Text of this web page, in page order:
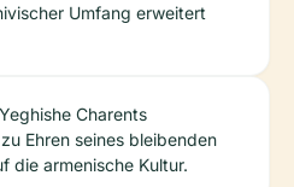
Umfang erweitert
Charents
Ehren seines bleibenden
die armenische Kultur.